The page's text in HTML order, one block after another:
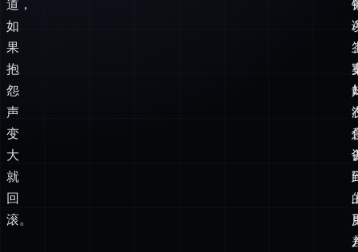
如
果
抱
怨
声
变
大
就
回
滚。